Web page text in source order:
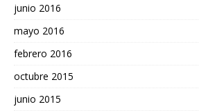
junio 2016
mayo 2016
febrero 2016
octubre 2015
junio 2015